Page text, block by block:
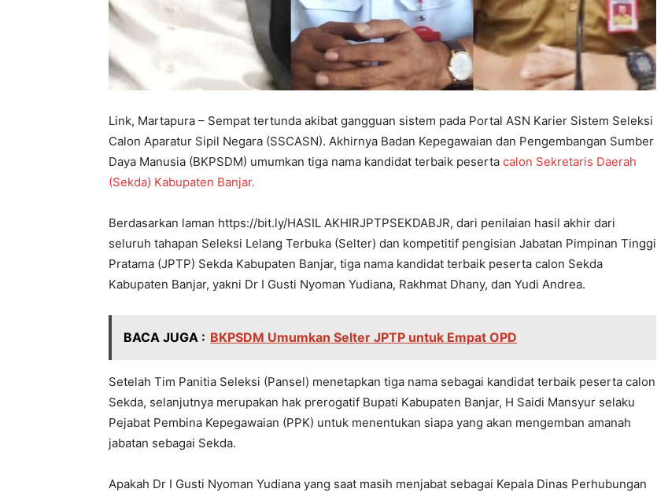
Link, Martapura – Sempat tertunda akibat gangguan sistem pada Portal ASN Karier Sistem Seleksi
Calon Aparatur Sipil Negara (SSCASN). Akhirnya Badan Kepegawaian dan Pengembangan Sumber
Daya Manusia (BKPSDM) umumkan tiga nama kandidat terbaik peserta calon Sekretaris Daerah
(Sekda) Kabupaten Banjar.
Berdasarkan laman https://bit.ly/HASIL AKHIRJPTPSEKDABJR, dari penilaian hasil akhir dari
seluruh tahapan Seleksi Lelang Terbuka (Selter) dan kompetitif pengisian Jabatan Pimpinan Tinggi
Pratama (JPTP) Sekda Kabupaten Banjar, tiga nama kandidat terbaik peserta calon Sekda
Kabupaten Banjar, yakni Dr I Gusti Nyoman Yudiana, Rakhmat Dhany, dan Yudi Andrea.
BACA JUGA : BKPSDM Umumkan Selter JPTP untuk Empat OPD
Setelah Tim Panitia Seleksi (Pansel) menetapkan tiga nama sebagai kandidat terbaik peserta calon
Sekda, selanjutnya merupakan hak prerogatif Bupati Kabupaten Banjar, H Saidi Mansyur selaku
Pejabat Pembina Kepegawaian (PPK) untuk menentukan siapa yang akan mengemban amanah
jabatan sebagai Sekda.
Apakah Dr I Gusti Nyoman Yudiana yang saat masih menjabat sebagai Kepala Dinas Perhubungan